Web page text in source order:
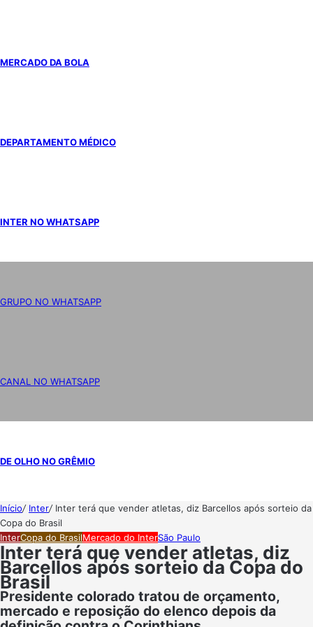
MERCADO DA BOLA
DEPARTAMENTO MÉDICO
INTER NO WHATSAPP
GRUPO NO WHATSAPP
CANAL NO WHATSAPP
DE OLHO NO GRÊMIO
Início/ Inter/ Inter terá que vender atletas, diz Barcellos após sorteio da
Copa do Brasil
InterCopa do BrasilMercado do InterSão Paulo
Inter terá que vender atletas, diz
Barcellos após sorteio da Copa do
Brasil
Presidente colorado tratou de orçamento,
mercado e reposição do elenco depois da